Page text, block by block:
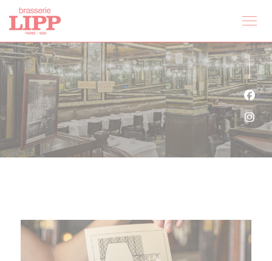
クッキー利用の管理について